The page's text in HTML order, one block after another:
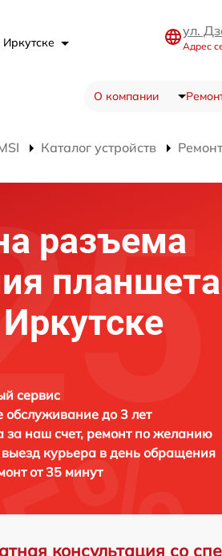
Иркутске
ул.
Адрес
О компании
Каталог устройств
разъема
планшета
сервис
обслуживание до 3 лет
за наш счет, ремонт по желанию
курьера в день обращения
от 35 минут
консультация со